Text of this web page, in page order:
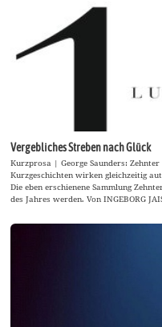
Vergebliches Streben nach Glück
Kurzprosa | George Saunders: Zehnter
Kurzgeschichten wirken gleichzeitig
Die eben erschienene Sammlung
des Jahres werden. Von INGEBORG